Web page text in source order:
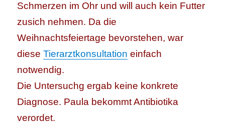
Schmerzen im Ohr und will auch kein Futter
zusich nehmen. Da die
Weihnachtsfeiertage bevorstehen, war
dieseTierarztkonsultation einfach
notwendig.
Die Untersuchg ergab keine konkrete
Diagnose. Paula bekommt Antibiotika
verordet.